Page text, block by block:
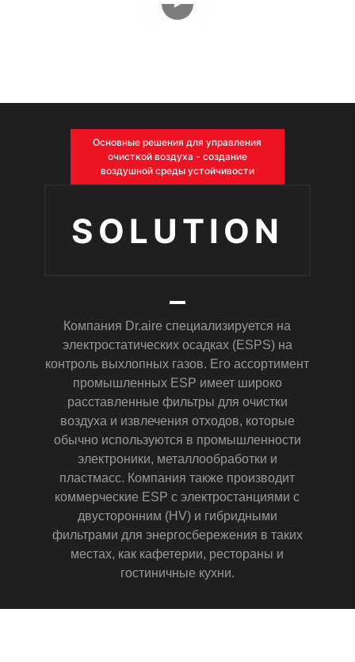
Видео
Основные решения для управления
очисткой воздуха - создание
воздушной среды устойчивости
SOLUTION
Компания Dr.aire специализируется на
электростатических осадках (ESPS) на
контроль выхлопных газов. Его ассортимент
промышленных ESP имеет широко
расставленные фильтры для очистки
воздуха и извлечения отходов, которые
обычно используются в промышленности
электроники, металлообработки и
пластмасс. Компания также производит
коммерческие ESP с электростанциями с
двусторонним (HV) и гибридными
фильтрами для энергосбережения в таких
местах, как кафетерии, рестораны и
гостиничные кухни.